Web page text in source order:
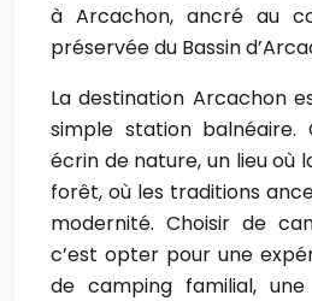
à Arcachon, ancré au
préservée du Bassin
La destination Arcachon
simple station balnéaire.
écrin de nature, un lieu où
forêt, où les traditions
modernité. Choisir de
c’est opter pour une
de camping familial,